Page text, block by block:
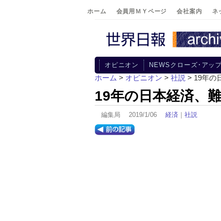
ホーム 会員用ＭＹページ 会社案内 ネ
オピニオン NEWSクローズ･アッ
ホーム > オピニオン > 社説 > 19年の
19年の日本経済、
編集局 2019/1/06 経済 ｜ 社説